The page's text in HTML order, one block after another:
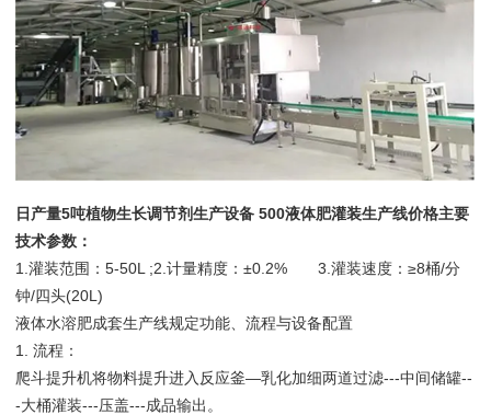
日产量5吨植物生长调节剂生产设备 500液体肥灌装生产线价格主要
技术参数：
1.灌装范围：5-50L ;2.计量精度：±0.2% 3.灌装速度：≥8桶/分
钟/四头(20L)
液体水溶肥成套生产线规定功能、流程与设备配置
1. 流程：
爬斗提升机将物料提升进入反应釜—乳化加细两道过滤---中间储罐--
-大桶灌装---压盖---成品输出。